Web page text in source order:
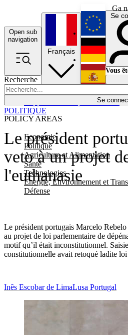
Ga
Open sub
navigation
Recherche
Se
POLICY AREAS
Economie
Politique
Agriculture et Alimentation
Santé
Technologies
Energie, Environnement et
Défense
Économie
Français
English
Deutsch
Se
Vous
Le président
veto à un projet
l'euthanasie
Le président portugais Marcelo
au projet de loi parlementaire de
motif qu’il était inconstitutionnel.
constitutionnelle avait retoqué ladite
POLITIQUE
Inês Escobar de LimaLusa Portugal